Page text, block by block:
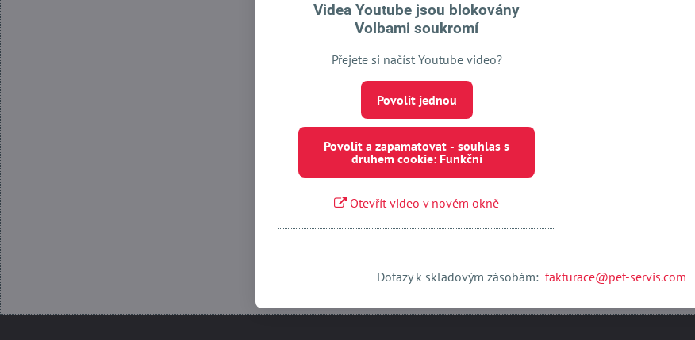
Externí obsah je blokován Volbami soukromí
Přejete si načíst externí obsah?
Povolit a zapamatovat - souhlas s druhem
Otevřít obsah v novém okně
Videa Youtube jsou blokovány
Volbami soukromí
Přejete si načíst Youtube video?
Povolit jednou
Povolit a zapamatovat - souhlas s
druhem cookie: Funkční
Otevřít video v novém okně
Dotazy k skladovým zásobám:fakturace@pet-servis.com